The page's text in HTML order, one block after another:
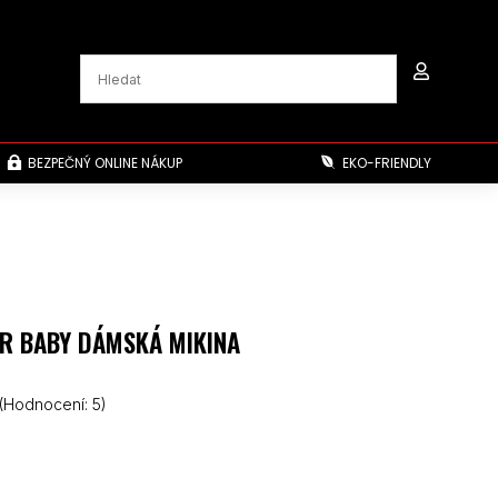

 BEZPEČNÝ ONLINE NÁKUP  EKO-FRIENDLY
BABY DÁMSKÁ MIKINA
(Hodnocení: 5)